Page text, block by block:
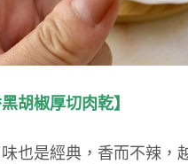
黑胡椒厚切肉乾】
也是經典，香而不辣，